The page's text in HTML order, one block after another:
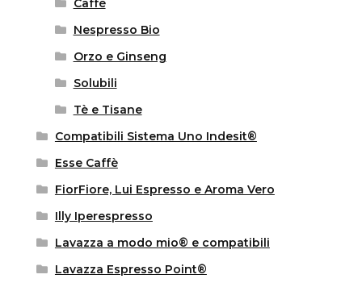
Nespresso Bio
Orzo e Ginseng
Solubili
Tè e Tisane
Compatibili Sistema Uno Indesit®
Esse Caffè
FiorFiore, Lui Espresso e Aroma Vero
Illy Iperespresso
Lavazza a modo mio® e compatibili
Lavazza Espresso Point®